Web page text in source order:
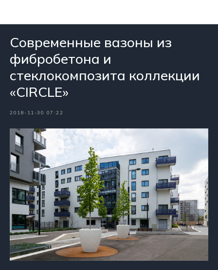
Современные вазоны из
фибробетона и
стеклокомпозита коллекции
«CIRCLE»
2018-11-30 07:22